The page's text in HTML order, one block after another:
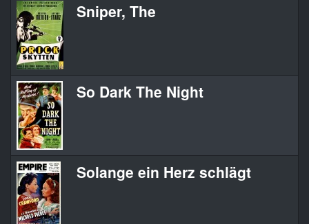
Sniper, The
So Dark The Night
Solange ein Herz schlägt